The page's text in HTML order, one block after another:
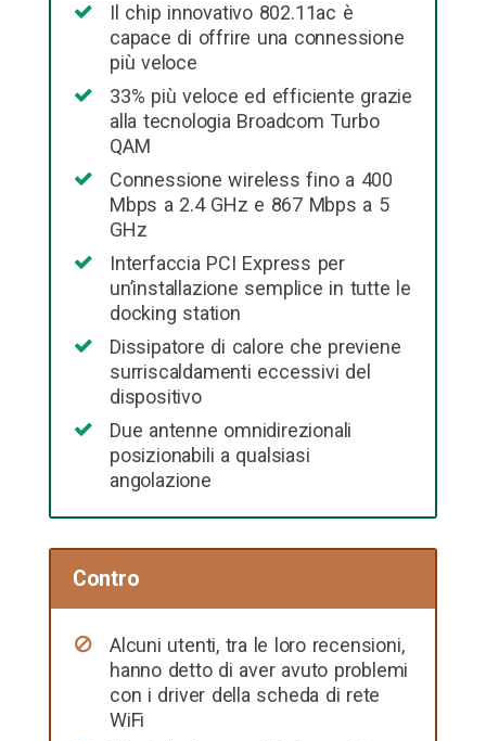
Il chip innovativo 802.11ac è
capace di offrire una connessione
più veloce
33% più veloce ed efficiente grazie
alla tecnologia Broadcom Turbo
QAM
Connessione wireless fino a 400
Mbps a 2.4 GHz e 867 Mbps a 5
GHz
Interfaccia PCI Express per
un’installazione semplice in tutte le
docking station
Dissipatore di calore che previene
surriscaldamenti eccessivi del
dispositivo
Due antenne omnidirezionali
posizionabili a qualsiasi
angolazione
Contro
Alcuni utenti, tra le loro recensioni,
hanno detto di aver avuto problemi
con i driver della scheda di rete
WiFi